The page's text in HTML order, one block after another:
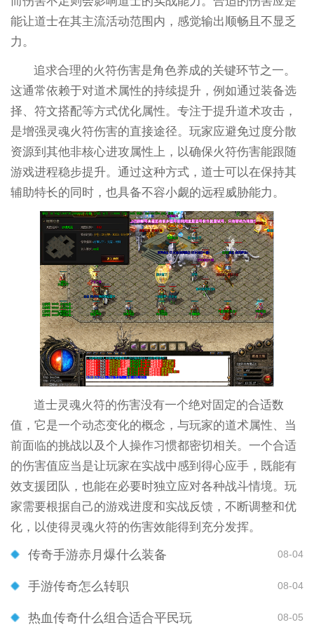
能让道士在其主流活动范围内，感觉输出顺畅且不显乏
力。
追求合理的火符伤害是角色养成的关键环节之一。
这通常依赖于对道术属性的持续提升，例如通过装备选
择、符文搭配等方式优化属性。专注于提升道术攻击，
是增强灵魂火符伤害的直接途径。玩家应避免过度分散
资源到其他非核心进攻属性上，以确保火符伤害能跟随
游戏进程稳步提升。通过这种方式，道士可以在保持其
辅助特长的同时，也具备不容小觑的远程威胁能力。
道士灵魂火符的伤害没有一个绝对固定的合适数
值，它是一个动态变化的概念，与玩家的道术属性、当
前面临的挑战以及个人操作习惯都密切相关。一个合适
的伤害值应当是让玩家在实战中感到得心应手，既能有
效支援团队，也能在必要时独立应对各种战斗情境。玩
家需要根据自己的游戏进度和实战反馈，不断调整和优
化，以使得灵魂火符的伤害效能得到充分发挥。
传奇手游赤月爆什么装备 08-04
手游传奇怎么转职 08-04
热血传奇什么组合适合平民玩 08-05